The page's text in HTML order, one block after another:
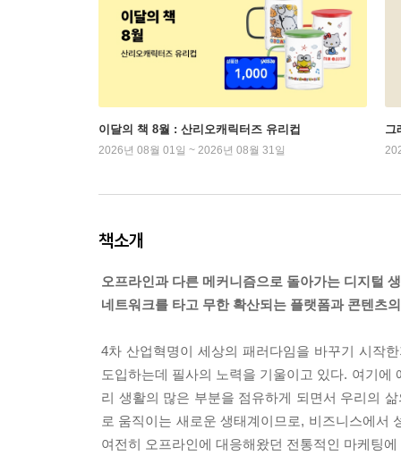
이달의 책 8월 : 산리오캐릭터즈 유리컵
2026년 08월 01일 ~ 2026년 08월 31일
그
책소개
오프라인과 다른 메커니즘으로 돌아가는 디지털
네트워크를 타고 무한 확산되는 플랫폼과 콘텐츠
4차 산업혁명이 세상의 패러다임을 바꾸기 시작
도입하는데 필사의 노력을 기울이고 있다. 여기
리 생활의 많은 부분을 점유하게 되면서 우리의
로 움직이는 새로운 생태계이므로, 비즈니스에서
여전히 오프라인에 대응해왔던 전통적인 마케팅